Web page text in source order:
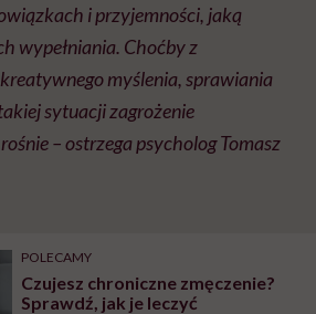
i przyjemności, jaką
wypełniania. Choćby z
myślenia, sprawiania
sytuacji zagrożenie
– ostrzega psycholog Tomasz
POLECAMY
Czujesz chroniczne zmęczenie?
Sprawdź, jak je leczyć